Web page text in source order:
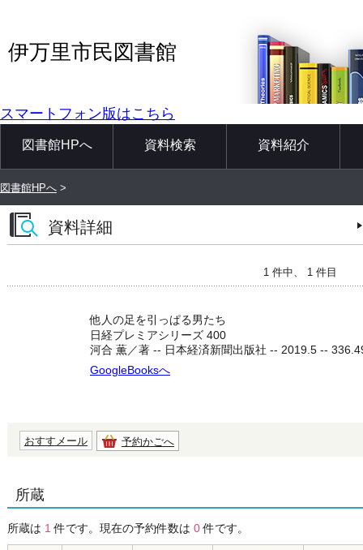
伊万里市民図書館
スマートフォン版はこちら
図書館HPへ 資料検索 資料紹介
図書館HPへ >
資料詳細
1 件中、 1 件目
他人の足を引っぱる男たち
日経プレミアシリーズ 400
河合 薫／著 -- 日本経済新聞出版社 -- 2019.5 --
GoogleBooksへ
おすすメール 予約かごへ
所蔵
所蔵は 1 件です。現在の予約件数は 0件です。